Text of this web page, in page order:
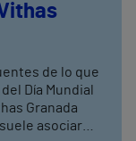
de lo que
Día Mundial
Granada
asociarse